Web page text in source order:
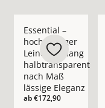
Essential –
hochwertiger
Leinenvorhang
halbtransparent
nach Maß
lässige Eleganz
ab€172,90